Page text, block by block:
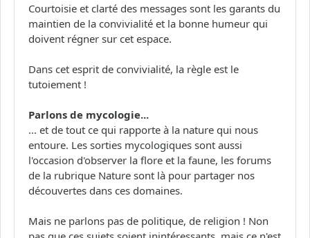
Courtoisie et clarté des messages sont les garants du
maintien de la convivialité et la bonne humeur qui
doivent régner sur cet espace.
Dans cet esprit de convivialité, la règle est le
tutoiement !
Parlons de mycologie...
... et de tout ce qui rapporte à la nature qui nous
entoure. Les sorties mycologiques sont aussi
l'occasion d'observer la flore et la faune, les forums
de la rubrique Nature sont là pour partager nos
découvertes dans ces domaines.
Mais ne parlons pas de politique, de religion ! Non